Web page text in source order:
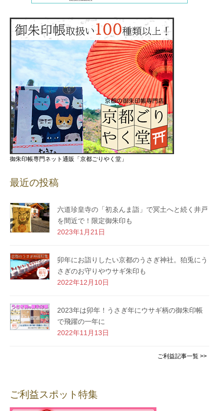
御朱印帳専門ネット通販「京都ごりやく堂」
最近の投稿
六道珍皇寺の「初ゑんま詣」で冥土へと続く井戸
を間近で！限定御朱印も
2023年1月21日
卯年にお詣りしたい京都のうさぎ神社。狛兎にう
さぎのお守りやウサギ朱印も
2022年12月10日
2023年は卯年！うさぎ年にウサギ柄の御朱印帳
で飛躍の一年に
2022年11月13日
ご利益記事一覧 >>
ご利益スポット特集